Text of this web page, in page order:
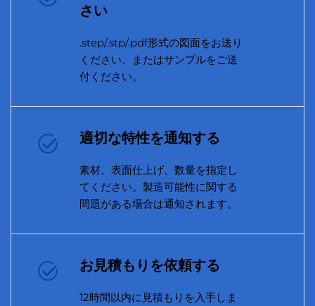
さい
.step/.stp/.pdf形式の図面をお送り
ください、またはサンプルをご送
付ください。
適切な特性を通知する
素材、表面仕上げ、数量を指定し
てください。製造可能性に関する
問題がある場合は通知されます。
お見積もりを依頼する
12時間以内に見積もりを入手しま